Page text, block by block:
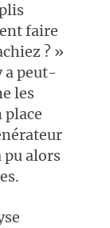
faire
? »
a peut-
les
place
pu alors